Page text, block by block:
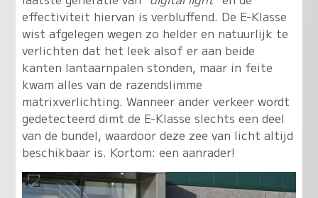
effectiviteit hiervan is verbluffend. De E-Klasse
wist afgelegen wegen zo helder en natuurlijk te
verlichten dat het leek alsof er aan beide
kanten lantaarnpalen stonden, maar in feite
kwam alles van de razendslimme
matrixverlichting. Wanneer ander verkeer wordt
gedetecteerd dimt de E-Klasse slechts een deel
van de bundel, waardoor deze zee van licht altijd
beschikbaar is. Kortom: een aanrader!